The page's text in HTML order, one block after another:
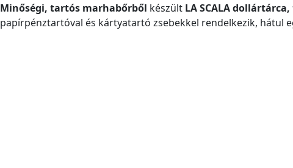
Minőségi, tartós marhabőrből készült LA SCALA
papírpénztartóval és kártyatartó zsebekkel rendelkezik, hátul